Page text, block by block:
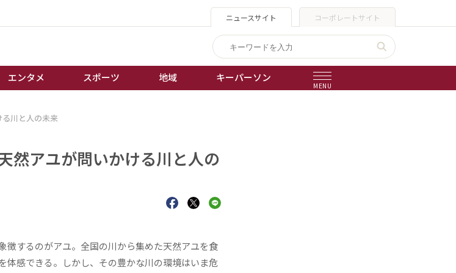
ニュースサイト コーポレートサイト
エンタメ スポーツ 地域 キーパーソン
MENU
オートレース
川と人の未来
然アユが問いかける川と人の
するのがアユ。全国の川から集めた天然アユを食
体感できる。しかし、その豊かな川の環境はいま危